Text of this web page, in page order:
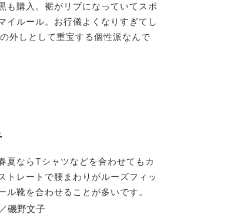
も購入。裾がリブになっていてスポ
イルール。お行儀よくなりすぎてし
外しとして重宝する個性派なんで
夏ならTシャツなどを合わせてもカ
トレートで腰まわりがルーズフィッ
靴を合わせることが多いです。
磯野文子